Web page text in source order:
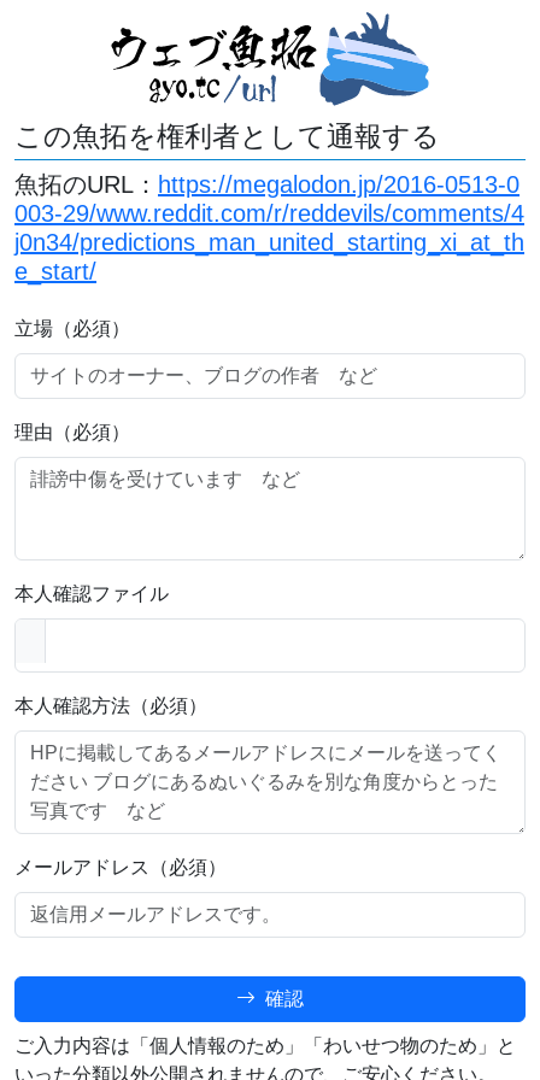
この魚拓を権利者として通報する
魚拓のURL： https://megalodon.jp/2016-0513-0
003-29/www.reddit.com/r/reddevils/comments/4
j0n34/predictions_man_united_starting_xi_at_th
e_start/
立場（必須）
理由（必須）
本人確認ファイル
本人確認方法（必須）
メールアドレス（必須）
確認
ご入力内容は「個人情報のため」「わいせつ物のため」と
いった分類以外公開されませんので、ご安心ください。